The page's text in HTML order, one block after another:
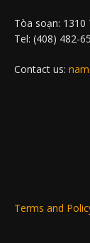
Tòa soạn: 1310
Tel: (408) 482-
Contact us:
Terms and